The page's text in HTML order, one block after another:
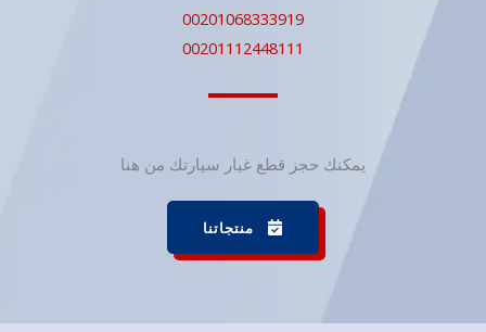
00201068333919
00201112448111
يمكنك حجز قطع غيار سيارتك من هنا
منتجاتنا